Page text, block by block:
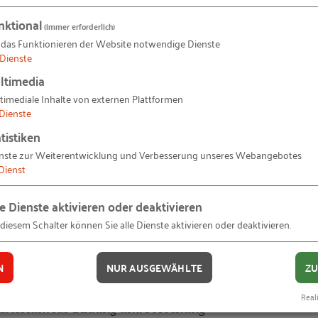
Übergang zu größerer Energieeffizienz und dem
Handwerk droht ein Fachkräftemangel zum
Auf Basis von Analysen und Erfahrungen der
Politik und Praxis. Dabei ging es auch um die
von Nachhaltigkeitsinvestitionen im
zu machen.
Er zeigte, welche
den Einfluss der Grünen Transformation auf die
Im Anschluss diskutierten:
für Bildung und Forschung
(immer erforderlich)
Funktionieren der Website notwendige Dienste
Dienste
Inhalte von externen Plattformen
Dienste
zur Weiterentwicklung und Verbesserung unseres Webangebotes
Dienste aktivieren oder deaktivieren
Schalter können Sie alle Dienste aktivieren oder deaktivieren.
NUR AUSGEWÄHLTE